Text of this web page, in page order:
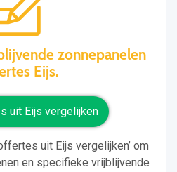
zonnepanelen
Eijs.
uit Eijs vergelijken
uit Eijs vergelijken’ om
en specifieke vrijblijvende